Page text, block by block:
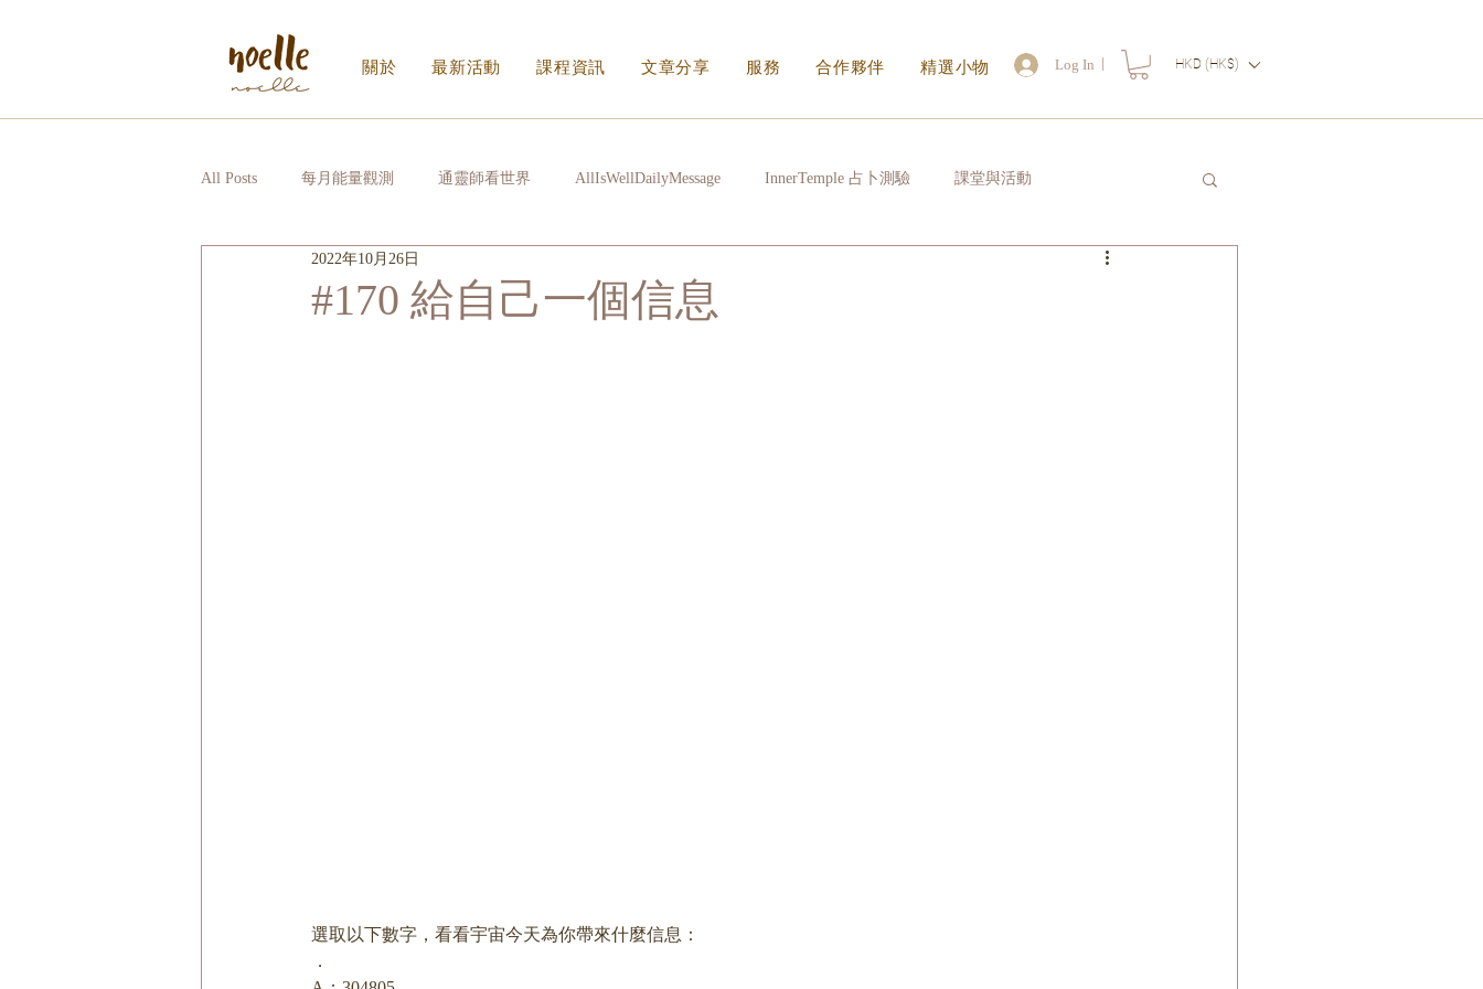
關於 最新活動 課程資訊 文章分享 服務 合作夥伴 精選小物 Log In HKD (HK$)
All Posts 每月能量觀測 通靈師看世界 AllIsWellDailyMessage InnerTemple 占卜測驗 課堂與活動
Noelle｜Noelle Inner Circle 讀一封信送給自己
#170 給自己一個信息
2022年10月26日
選取以下數字，看看宇宙今天為你帶來什麼信息：
．